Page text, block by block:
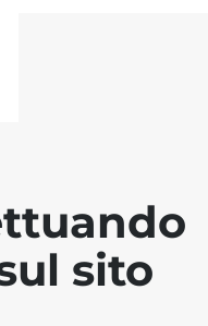
sito